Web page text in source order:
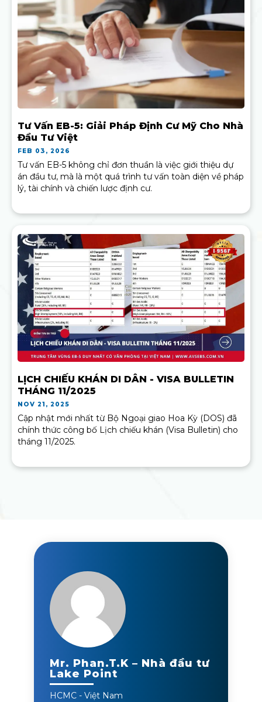
Tư Vấn EB-5: Giải Pháp Định Cư Mỹ Cho Nhà
Đầu Tư Việt
FEB 03, 2026
Tư vấn EB-5 không chỉ đơn thuần là việc giới thiệu dự
án đầu tư, mà là một quá trình tư vấn toàn diện về pháp
lý, tài chính và chiến lược định cư.
LỊCH CHIẾU KHÁN DI DÂN - VISA BULLETIN
THÁNG 11/2025
NOV 21, 2025
Cập nhật mới nhất từ Bộ Ngoại giao Hoa Kỳ (DOS) đã
chính thức công bố Lịch chiếu khán (Visa Bulletin) cho
tháng 11/2025.
Mr. Phan.T.K – Nhà đầu tư
Lake Point
HCMC - Việt Nam